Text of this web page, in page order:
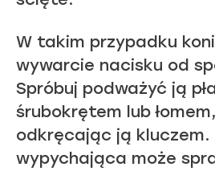
W takim przypadku
wywarcie nacisku od
Spróbuj podważyć ją
śrubokrętem lub
odkręcając ją kluczem.
wypychająca może